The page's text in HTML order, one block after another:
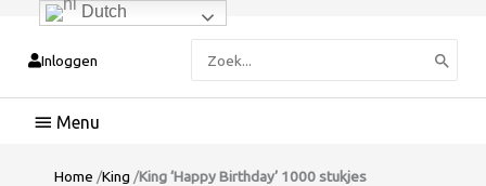
Inloggen
naar:
Hoofdmenu
Home /King /King ‘Happy Birthday’ 1000 stukjes
Dutch